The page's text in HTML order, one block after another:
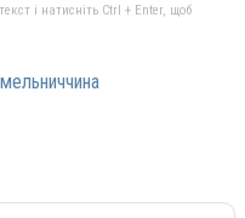
і натисніть Ctrl + Enter, щоб